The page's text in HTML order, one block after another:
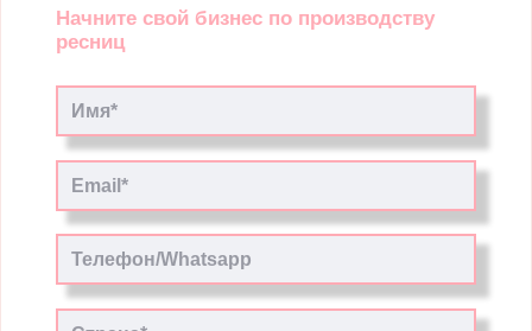
Начните свой бизнес по производству
ресниц